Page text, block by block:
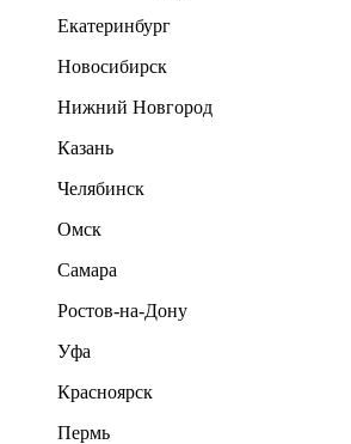
Екатеринбург
Новосибирск
Нижний Новгород
Казань
Челябинск
Омск
Самара
Ростов-на-Дону
Уфа
Красноярск
Пермь